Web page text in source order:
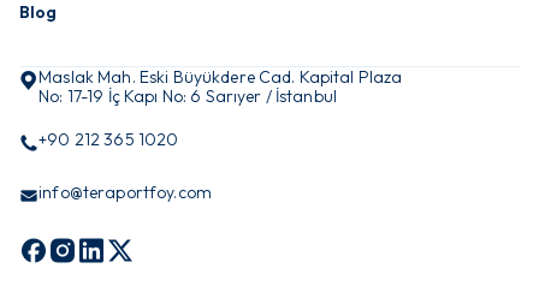
Maslak Mah. Eski Büyükdere Cad. Kapital Plaza
No: 17-19 İç Kapı No: 6 Sarıyer / İstanbul
+90 212 365 1020
info@teraportfoy.com
Blog